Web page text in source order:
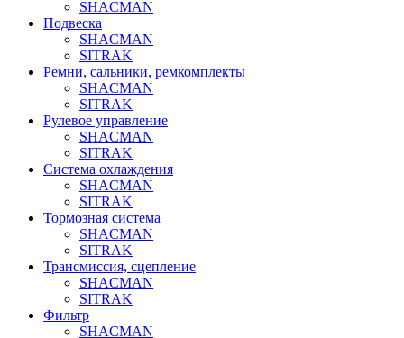
SHACMAN
Подвеска
SHACMAN
SITRAK
Ремни, сальники, ремкомплекты
SHACMAN
SITRAK
Рулевое управление
SHACMAN
SITRAK
Система охлаждения
SHACMAN
SITRAK
Тормозная система
SHACMAN
SITRAK
Трансмиссия, сцепление
SHACMAN
SITRAK
Фильтр
SHACMAN